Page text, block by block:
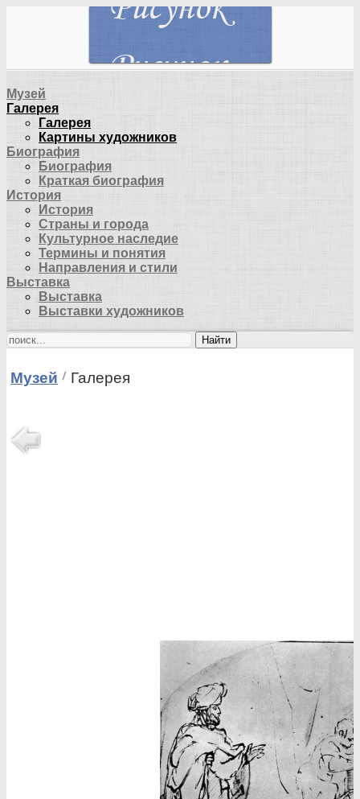
Музей
Галерея
Галерея
Картины художников
Биография
Биография
Краткая биография
История
История
Страны и города
Культурное наследие
Термины и понятия
Направления и стили
Выставка
Выставка
Выставки художников
Найти
Музей Галерея